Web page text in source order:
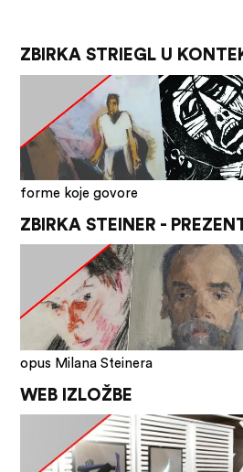
ZBIRKA STRIEGL U
forme koje govore
ZBIRKA STEINER -
opus Milana Steinera
WEB IZLOŽBE